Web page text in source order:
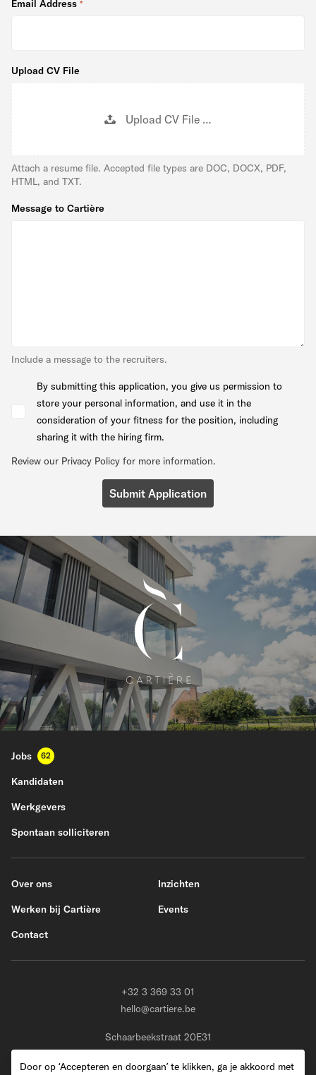
Email Address
Upload CV File
Upload CV File …
Attach a resume file. Accepted file types are DOC, DOCX, PDF,
HTML, and TXT.
Message to Cartière
Include a message to the recruiters.
By submitting this application, you give us permission to
store your personal information, and use it in the
consideration of your fitness for the position, including
sharing it with the hiring firm.
Review our Privacy Policy for more information.
Jobs 62
Kandidaten
Werkgevers
Spontaan solliciteren
Over ons
Werken bij Cartière
Contact
Inzichten
Events
+32 3 369 33 01
hello@cartiere.be
Schaarbeekstraat 20E31
BE-9120 Melsele (Beveren)
Door op ‘Accepteren en doorgaan’ te klikken, ga je akkoord met